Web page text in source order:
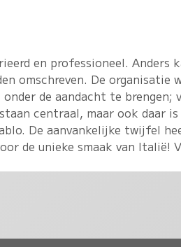
en professioneel. Anders
omschreven. De
de aandacht te
centraal, maar ook daar
De aanvankelijke twijfel
de unieke smaak van Italië!